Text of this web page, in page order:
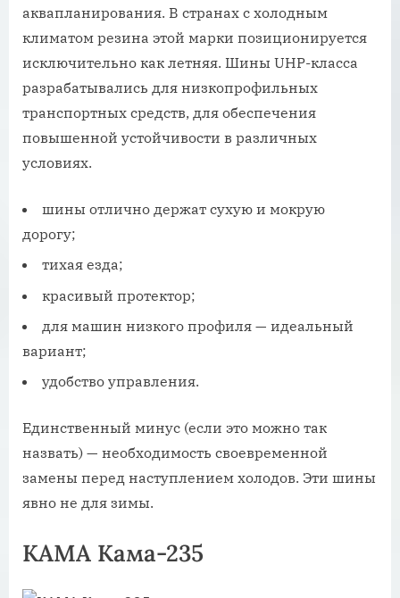
аквапланирования. В странах с холодным
климатом резина этой марки позиционируется
исключительно как летняя. Шины UHP-класса
разрабатывались для низкопрофильных
транспортных средств, для обеспечения
повышенной устойчивости в различных
условиях.
шины отлично держат сухую и мокрую
дорогу;
тихая езда;
красивый протектор;
для машин низкого профиля — идеальный
вариант;
удобство управления.
Единственный минус (если это можно так
назвать) — необходимость своевременной
замены перед наступлением холодов. Эти шины
явно не для зимы.
КАМА Кама-235